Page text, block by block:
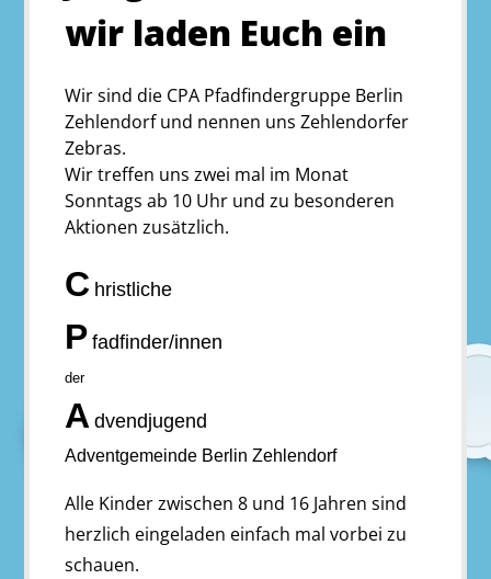
wir laden Euch ein
Wir sind die CPA Pfadfindergruppe Berlin
Zehlendorf und nennen uns Zehlendorfer
Zebras.
Wir treffen uns zwei mal im Monat
Sonntags ab 10 Uhr und zu besonderen
Aktionen zusätzlich.
C hristliche
P fadfinder/innen
der
A dvendjugend
Adventgemeinde Berlin Zehlendorf
Alle Kinder zwischen 8 und 16 Jahren sind
herzlich eingeladen einfach mal vorbei zu
schauen.